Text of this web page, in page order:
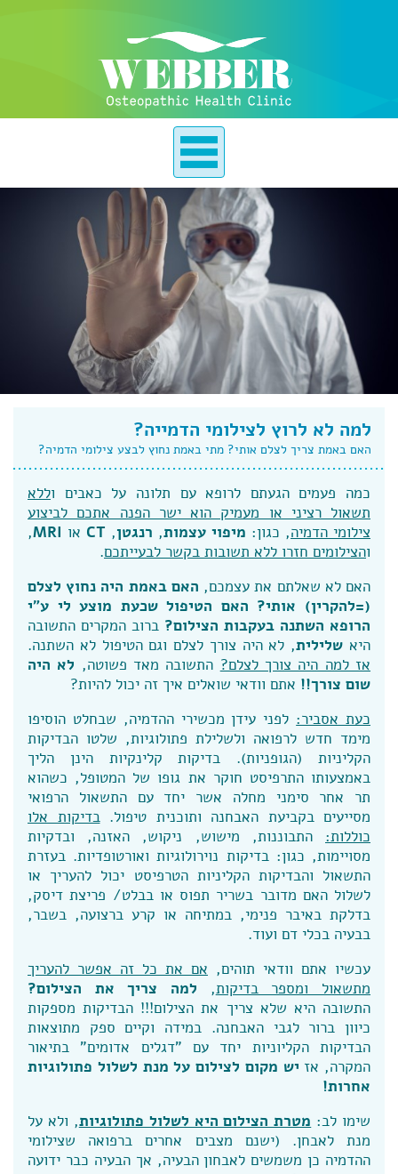
למה לא לרוץ לצילומי הדמייה?
האם באמת צריך לצלם אותי? מתי באמת נחוץ לבצע צילומי הדמיה?
כמה פעמים הגעתם לרופא עם תלונה על כאבים וללא
תשאול רציני או מעמיק הוא ישר הפנה אתכם לביצוע
צילומי הדמיה, כגון: מיפוי עצמות, רנגטן,
CT או MRI
,
והצילומים חזרו ללא תשובות בקשר לבעייתכם.
האם לא שאלתם את עצמכם, האם באמת היה נחוץ לצלם
(=להקרין) אותי? האם הטיפול שכעת מוצע לי ע"י
הרופא השתנה בעקבות הצילום? ברוב המקרים התשובה
היא שלילית, לא היה צורך לצלם וגם הטיפול לא השתנה.
אז למה היה צורך לצלם? התשובה מאד פשוטה, לא היה
שום צורך!! אתם וודאי שואלים איך זה יכול להיות?
כעת אסביר: לפני עידן מכשירי ההדמיה, שבחלט הוסיפו
מימד חדש לרפואה ולשלילת פתולוגיות, שלטו הבדיקות
הקליניות (הגופניות). בדיקות קלינקיות הינן הליך
באמצעותו התרפיסט חוקר את גופו של המטופל, כשהוא
תר אחר סימני מחלה אשר יחד עם התשאול הרפואי
מסייעים בקביעת האבחנה ותוכנית טיפול.בדיקות אלו
כוללות: התבוננות, מישוש, ניקוש, האזנה, ובדקיות
מסויימות, כגון: בדיקות נוירולוגיות ואורטופדיות. בעזרת
התשאול והבדיקות הקליניות הטרפיסט יכול להעריך או
לשלול האם מדובר בשריר תפוס או בבלט/ פריצת דיסק,
בדלקת באיבר פנימי, במתיחה או קרע ברצועה, בשבר,
בבעיה בכלי דם ועוד.
עכשיו אתם וודאי תוהים, אם את כל זה אפשר להעריך
מתשאול ומספר בדיקות, למה צריך את הצילום?
התשובה היא שלא צריך את הצילום!!! הבדיקות מספקות
כיוון ברור לגבי האבחנה. במידה וקיים ספק מתוצאות
הבדיקות הקליוניות יחד עם "דגלים אדומים" בתיאור
המקרה, אז יש מקום לצילום על מנת לשלול פתולוגיות
אחרות!
שימו לב: מטרת הצילום היא לשלול פתולוגיות, ולא על
מנת לאבחן. (ישנם מצבים אחרים ברפואה שצילומי
ההדמיה כן משמשים לאבחון הבעיה, אך הבעיה כבר ידועה